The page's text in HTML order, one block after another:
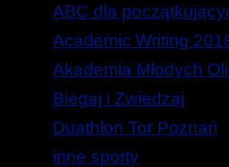
ABC dla
Academic Writing
Akademia Młodych
Biegaj i Zwiedzaj
Duathlon Tor Poznań
inne sporty